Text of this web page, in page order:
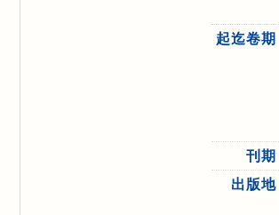
起迄卷期
刊期
出版地